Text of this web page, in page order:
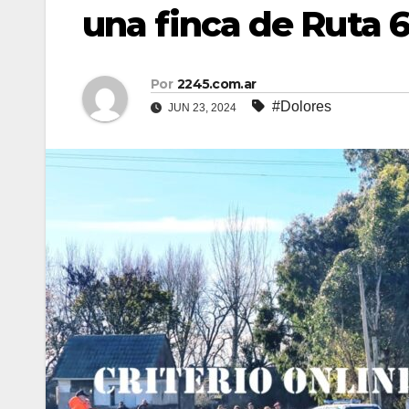
una finca de Ruta
Por 2245.com.ar
JUN 23, 2024 #Dolores